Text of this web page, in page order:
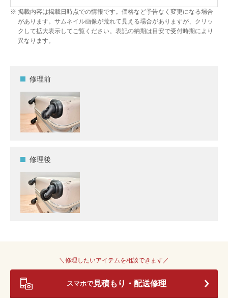
CLOSE
掲載内容は掲載日時点での情報です。価格など予告なく変更になる場合
があります。サムネイル画像が荒れて見える場合がありますが、クリッ
クして拡大表示してご覧ください。表記の納期は目安で受付時期により
異なります。
修理前
修理後
＼修理したいアイテムを相談できます／
スマホで見積もり・配送修理